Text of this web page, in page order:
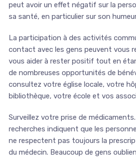
peut avoir un effet négatif sur la
sa santé, en particulier sur son
La participation à des activités
contact avec les gens peuvent vous
vous aider à rester positif tout en
de nombreuses opportunités de
consultez votre église locale, votre
bibliothèque, votre école et vos
Surveillez votre prise de
recherches indiquent que les
ne respectent pas toujours la
du médecin. Beaucoup de gens